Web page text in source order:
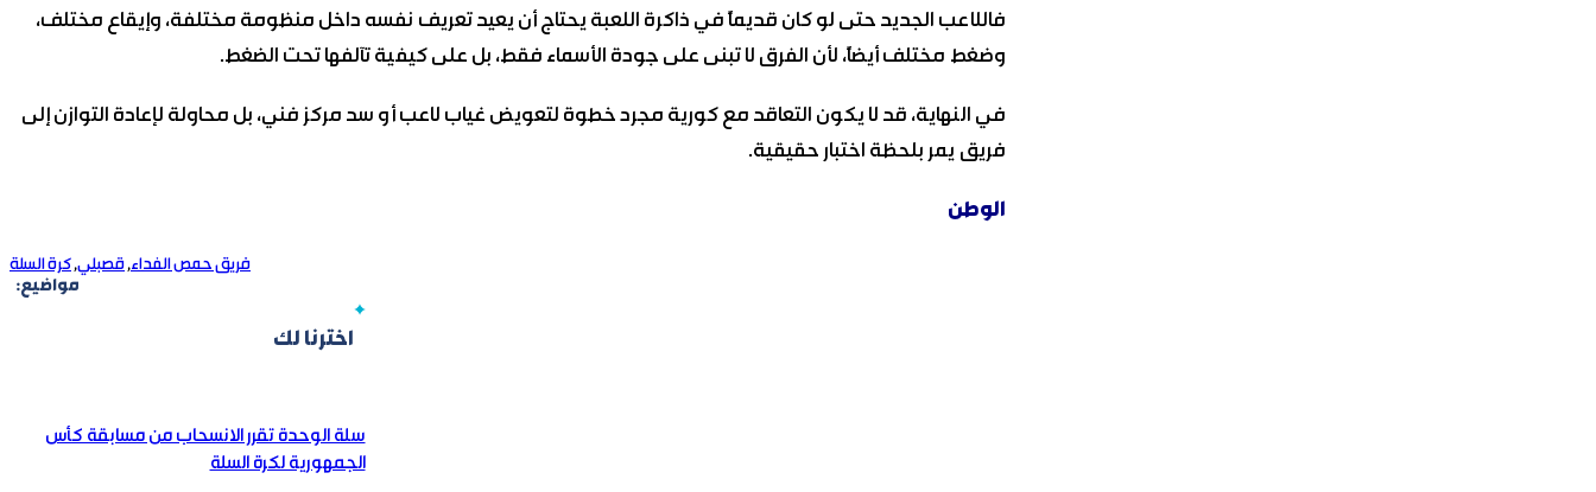
فاللاعب الجديد حتى لو كان قديماً في ذاكرة اللعبة يحتاج أن يعيد تعريف نفسه داخل منظومة مختلفة، وإيقاع مختلف،
وضغط مختلف أيضاً، لأن الفرق لا تبنى على جودة الأسماء فقط، بل على كيفية تآلفها تحت الضغط.
في النهاية، قد لا يكون التعاقد مع كورية مجرد خطوة لتعويض غياب لاعب أو سد مركز فني، بل محاولة لإعادة التوازن إلى
فريق يمر بلحظة اختبار حقيقية.
الوطن
فريق حمص الفداء,قصبلي, كرة السلة
مواضيع:
اخترنا لك
سلة الوحدة تقرر الانسحاب من مسابقة كأس
الجمهورية لكرة السلة